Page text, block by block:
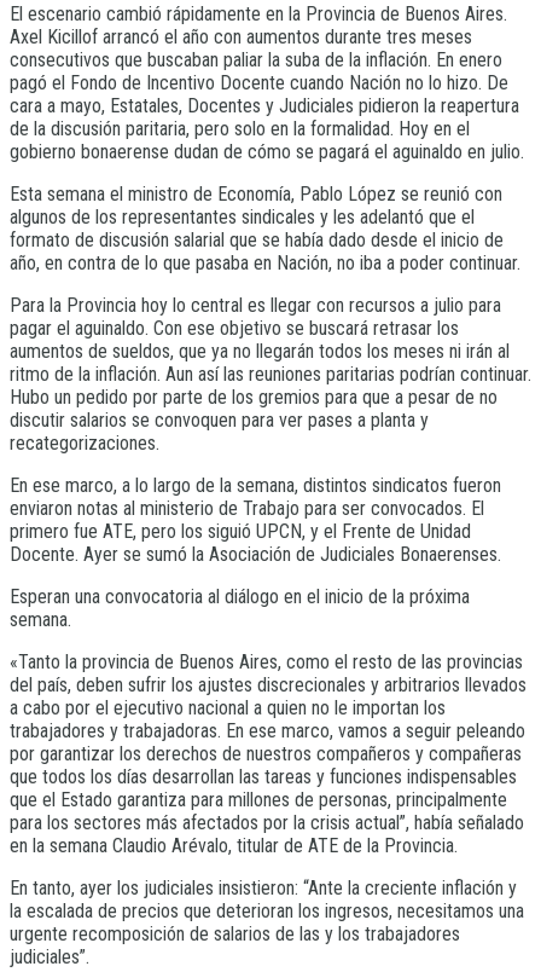
El escenario cambió rápidamente en la Provincia de Buenos Aires.
Axel Kicillof arrancó el año con aumentos durante tres meses
consecutivos que buscaban paliar la suba de la inflación. En enero
pagó el Fondo de Incentivo Docente cuando Nación no lo hizo. De
cara a mayo, Estatales, Docentes y Judiciales pidieron la reapertura
de la discusión paritaria, pero solo en la formalidad. Hoy en el
gobierno bonaerense dudan de cómo se pagará el aguinaldo en julio.
Esta semana el ministro de Economía, Pablo López se reunió con
algunos de los representantes sindicales y les adelantó que el
formato de discusión salarial que se había dado desde el inicio de
año, en contra de lo que pasaba en Nación, no iba a poder continuar.
Para la Provincia hoy lo central es llegar con recursos a julio para
pagar el aguinaldo. Con ese objetivo se buscará retrasar los
aumentos de sueldos, que ya no llegarán todos los meses ni irán al
ritmo de la inflación. Aun así las reuniones paritarias podrían continuar.
Hubo un pedido por parte de los gremios para que a pesar de no
discutir salarios se convoquen para ver pases a planta y
recategorizaciones.
En ese marco, a lo largo de la semana, distintos sindicatos fueron
enviaron notas al ministerio de Trabajo para ser convocados. El
primero fue ATE, pero los siguió UPCN, y el Frente de Unidad
Docente. Ayer se sumó la Asociación de Judiciales Bonaerenses.
Esperan una convocatoria al diálogo en el inicio de la próxima
semana.
«Tanto la provincia de Buenos Aires, como el resto de las provincias
del país, deben sufrir los ajustes discrecionales y arbitrarios llevados
a cabo por el ejecutivo nacional a quien no le importan los
trabajadores y trabajadoras. En ese marco, vamos a seguir peleando
por garantizar los derechos de nuestros compañeros y compañeras
que todos los días desarrollan las tareas y funciones indispensables
que el Estado garantiza para millones de personas, principalmente
para los sectores más afectados por la crisis actual”, había señalado
en la semana Claudio Arévalo, titular de ATE de la Provincia.
En tanto, ayer los judiciales insistieron: “Ante la creciente inflación y
la escalada de precios que deterioran los ingresos, necesitamos una
urgente recomposición de salarios de las y los trabajadores
judiciales”.